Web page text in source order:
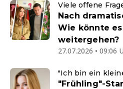
Viele offene
Nach
Wie könnte
weitergehen?
27.07.2026 • 09:06
"Ich bin ein
"Frühling"-